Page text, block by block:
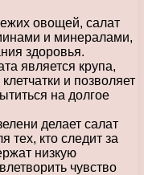
овощей, салат
и минералами,
здоровья.
является крупа,
и позволяет
на долгое
делает салат
тех, кто следит за
низкую
чувство